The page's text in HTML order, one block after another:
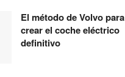
El método de Volvo para
crear el coche eléctrico
definitivo